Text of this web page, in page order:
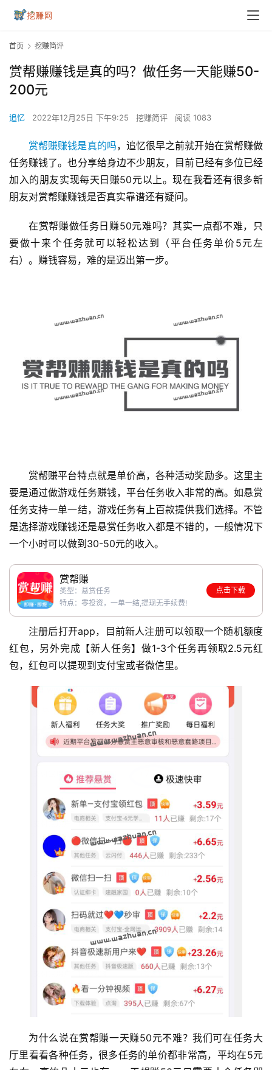
首
页
首页 挖赚简评
赏帮赚赚钱是真的吗？做任务一天能赚50-
200元
追忆 2022年12月25日 下午9:25 挖赚简评 阅读 1083
赏帮赚赚钱是真的吗，追忆很早之前就开始在赏帮赚做
任务赚钱了。也分享给身边不少朋友，目前已经有多位已经
加入的朋友实现每天日赚50元以上。现在我看还有很多新
朋友对赏帮赚赚钱是否真实靠谱还有疑问。
在赏帮赚做任务日赚50元难吗？其实一点都不难，只
要做十来个任务就可以轻松达到（平台任务单价5元左
右）。赚钱容易，难的是迈出第一步。
赏帮赚平台特点就是单价高，各种活动奖励多。这里主
要是通过做游戏任务赚钱，平台任务收入非常的高。如悬赏
任务支持一单一结，游戏任务有上百款提供我们选择。不管
是选择游戏赚钱还是悬赏任务收入都是不错的，一般情况下
一个小时可以做到30-50元的收入。
赏帮赚
类型：悬赏任务
特点：零投资，一单一结,提现无手续费!
点击下载
注册后打开app，目前新人注册可以领取一个随机额度
红包，另外完成【新人任务】做1-3个任务再领取2.5元红
包，红包可以提现到支付宝或者微信里。
为什么说在赏帮赚一天赚50元不难？我们可在任务大
厅里看看各种任务，很多任务的单价都非常高，平均在5元